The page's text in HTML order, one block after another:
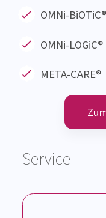
OMNi-BiOTiC®
OMNi-LOGiC®
META-CARE®
Service